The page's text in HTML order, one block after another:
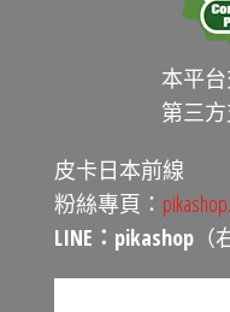
本平
第三
皮卡日本前線
粉絲專頁：
LINE：pikashop